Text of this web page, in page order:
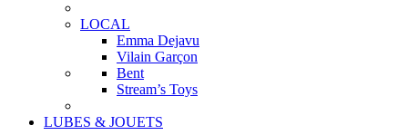
LOCAL
Emma Dejavu
Vilain Garçon
Bent
Stream’s Toys
LUBES & JOUETS